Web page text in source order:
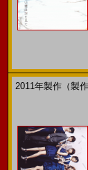
2011年製作（製作